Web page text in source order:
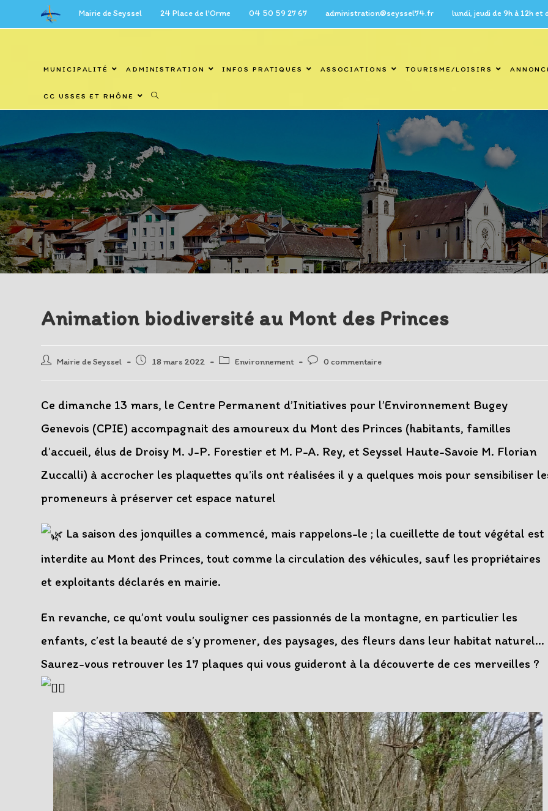
Mairie de Seyssel 24 Place de l'Orme 04 50 59 27 67 administration@seyssel74.fr lundi, jeudi de 9h à 12h et de
MUNICIPALITÉ ADMINISTRATION INFOS PRATIQUES ASSOCIATIONS TOURISME/LOISIRS
CC USSES ET RHÔNE
Blog
Animation biodiversité au Mont des Princes
Auteur/autrice
publication :
Mairie de Seyssel
Post 18 mars 2022
PostEnvironnement
Post0 commentaire
Ce dimanche 13 mars, le Centre Permanent d’Initiatives pour l’Environnement Bugey
Genevois (CPIE) accompagnait des amoureux du Mont des Princes (habitants, familles
d’accueil, élus de Droisy M. J-P. Forestier et M. P-A. Rey, et Seyssel Haute-Savoie M. Florian
Zuccalli) à accrocher les plaquettes qu’ils ont réalisées il y a quelques mois pour sensibiliser
promeneurs à préserver cet espace naturel
La saison des jonquilles a commencé, mais rappelons-le ; la cueillette de tout végétal est
interdite au Mont des Princes, tout comme la circulation des véhicules, sauf les propriétaires
et exploitants déclarés en mairie.
En revanche, ce qu’ont voulu souligner ces passionnés de la montagne, en particulier les
enfants, c’est la beauté de s’y promener, des paysages, des fleurs dans leur habitat naturel…
Saurez-vous retrouver les 17 plaques qui vous guideront à la découverte de ces merveilles ?